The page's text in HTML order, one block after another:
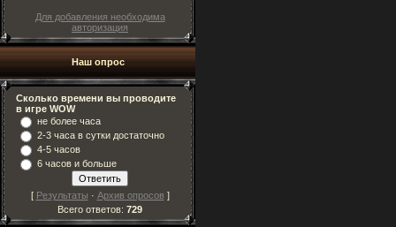
Для добавления необходима
авторизация
Наш опрос
Сколько времени вы проводите
в игре WOW
не более часа
2-3 часа в сутки достаточно
4-5 часов
6 часов и больше
[ Результаты · Архив опросов ]
Всего ответов: 729